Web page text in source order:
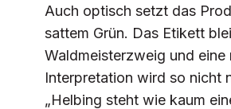
Auch optisch setzt das
sattem Grün. Das Etikett
Waldmeisterzweig und
Interpretation wird so nicht
„Helbing steht wie kaum